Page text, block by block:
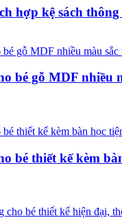
hợp kệ sách
bé gỗ MDF nhiều
bé thiết kế kèm